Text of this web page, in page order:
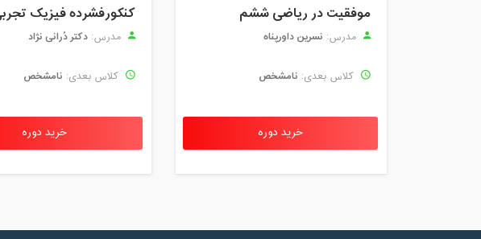
موفقیت در ریاضی ششم
مدرس: نسرین داورپناه
کلاس بعدی: نامشخص
خرید دوره
کنکورفشرده فیزیک
مدرس: دکتر دُرانی نژاد
کلاس بعدی: نامشخص
خرید دوره